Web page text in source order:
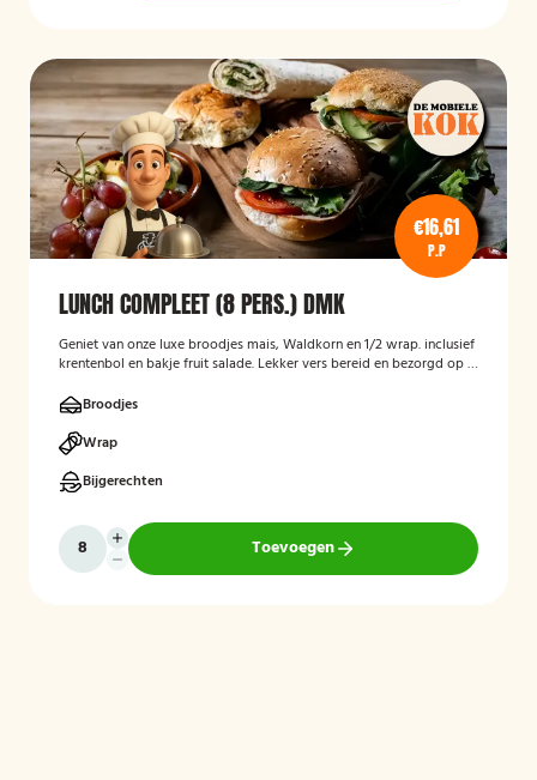
€16,61
P.P
LUNCH COMPLEET (8 PERS.) DMK
Geniet van onze luxe broodjes mais, Waldkorn en 1/2 wrap. inclusief
krentenbol en bakje fruit salade. Lekker vers bereid en bezorgd op je
Broodjes
Wrap
Bijgerechten
Toevoegen